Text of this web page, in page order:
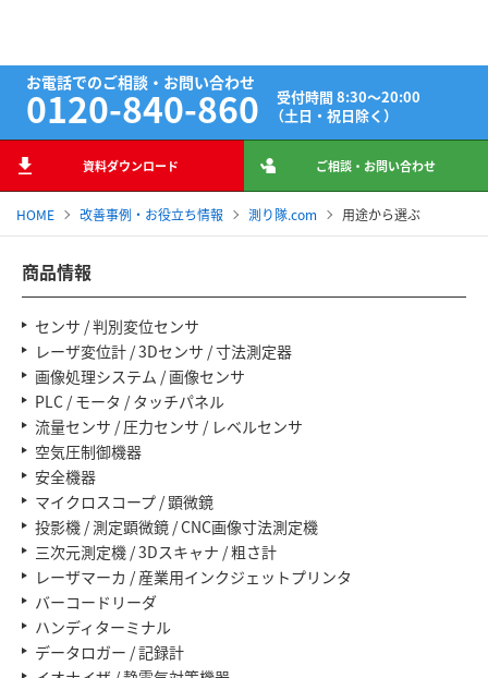
HOME 改善事例・お役立ち情報 測り隊.com 用途から選ぶ
お電話でのご相談・お問い合わせ
0120-840-860
受付時間 8:30～20:00
（土日・祝日除く）
資料ダウンロード ご相談・お問い合わせ
商品情報
センサ / 判別変位センサ
レーザ変位計 / 3Dセンサ / 寸法測定器
画像処理システム / 画像センサ
PLC / モータ / タッチパネル
流量センサ / 圧力センサ / レベルセンサ
空気圧制御機器
安全機器
マイクロスコープ / 顕微鏡
投影機 / 測定顕微鏡 / CNC画像寸法測定機
三次元測定機 / 3Dスキャナ / 粗さ計
レーザマーカ / 産業用インクジェットプリンタ
バーコードリーダ
ハンディターミナル
データロガー / 記録計